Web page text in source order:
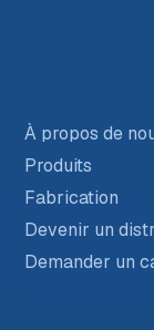
À propos de
Produits
Fabrication
Devenir un
Demander un